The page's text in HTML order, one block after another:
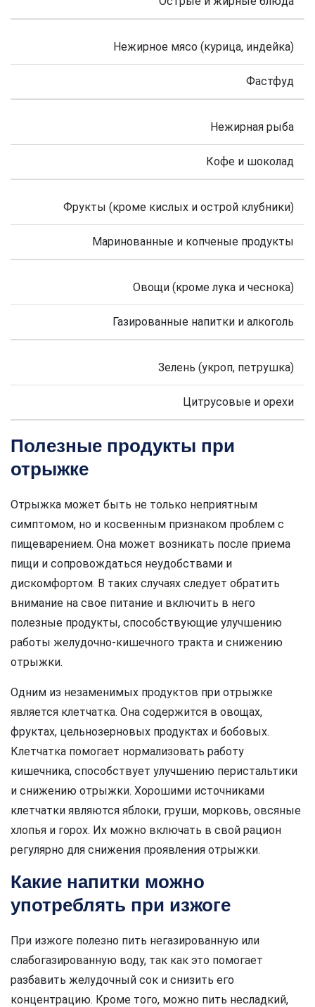
Нежирное мясо (курица, индейка)
Фастфуд
Нежирная рыба
Кофе и шоколад
Фрукты (кроме кислых и острой клубники)
Маринованные и копченые продукты
Овощи (кроме лука и чеснока)
Газированные напитки и алкоголь
Зелень (укроп, петрушка)
Цитрусовые и орехи
Полезные продукты при
отрыжке
Отрыжка может быть не только неприятным
симптомом, но и косвенным признаком проблем с
пищеварением. Она может возникать после приема
пищи и сопровождаться неудобствами и
дискомфортом. В таких случаях следует обратить
внимание на свое питание и включить в него
полезные продукты, способствующие улучшению
работы желудочно-кишечного тракта и снижению
отрыжки.
Одним из незаменимых продуктов при отрыжке
является клетчатка. Она содержится в овощах,
фруктах, цельнозерновых продуктах и бобовых.
Клетчатка помогает нормализовать работу
кишечника, способствует улучшению перистальтики
и снижению отрыжки. Хорошими источниками
клетчатки являются яблоки, груши, морковь, овсяные
хлопья и горох. Их можно включать в свой рацион
регулярно для снижения проявления отрыжки.
Какие напитки можно
употреблять при изжоге
При изжоге полезно пить негазированную или
слабогазированную воду, так как это помогает
разбавить желудочный сок и снизить его
концентрацию. Кроме того, можно пить несладкий,